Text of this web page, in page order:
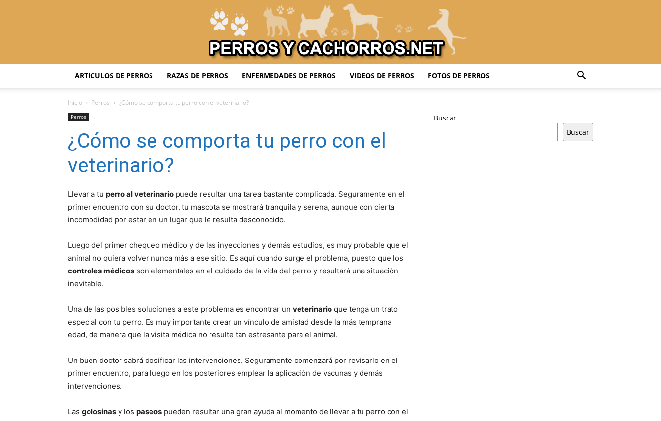
Perros
ARTICULOS DE PERROS RAZAS DE PERROS ENFERMEDADES DE PERROS VIDEOS DE PERROS FOTOS DE PERROS
Inicio Perros ¿Cómo se comporta tu perro con el veterinario?
Perros
¿Cómo se comporta tu perro con el
veterinario?
Llevar a tu perro al veterinario puede resultar una tarea bastante complicada. Seguramente en el
primer encuentro con su doctor, tu mascota se mostrará tranquila y serena, aunque con cierta
incomodidad por estar en un lugar que le resulta desconocido.
Luego del primer chequeo médico y de las inyecciones y demás estudios, es muy probable que el
animal no quiera volver nunca más a ese sitio. Es aquí cuando surge el problema, puesto que los
controles médicos son elementales en el cuidado de la vida del perro y resultará una situación
inevitable.
Una de las posibles soluciones a este problema es encontrar un veterinario que tenga un trato
especial con tu perro. Es muy importante crear un vínculo de amistad desde la más temprana
edad, de manera que la visita médica no resulte tan estresante para el animal.
Un buen doctor sabrá dosificar las intervenciones. Seguramente comenzará por revisarlo en el
primer encuentro, para luego en los posteriores emplear la aplicación de vacunas y demás
intervenciones.
Las golosinas y los paseos pueden resultar una gran ayuda al momento de llevar a tu perro con el
Buscar
Buscar